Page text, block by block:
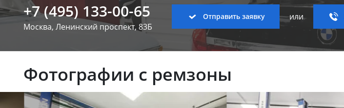
+7 (495) 133-00-65
Москва, Ленинский проспект, 83Б
Отправить заявку или
Фотографии с ремзоны